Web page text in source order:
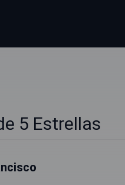
5 Estrellas